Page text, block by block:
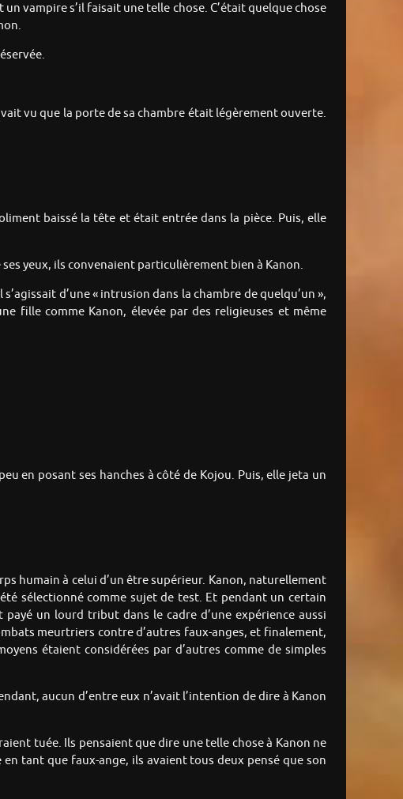
vampire s’il faisait une telle chose. C’était quelque chose
vu que la porte de sa chambre était légèrement ouverte.
baissé la tête et était entrée dans la pièce. Puis, elle
yeux, ils convenaient particulièrement bien à Kanon.
d’une « intrusion dans la chambre de quelqu’un »,
fille comme Kanon, élevée par des religieuses et même
en posant ses hanches à côté de Kojou. Puis, elle jeta un
humain à celui d’un être supérieur. Kanon, naturellement
sélectionné comme sujet de test. Et pendant un certain
un lourd tribut dans le cadre d’une expérience aussi
meurtriers contre d’autres faux-anges, et finalement,
étaient considérées par d’autres comme de simples
aucun d’entre eux n’avait l’intention de dire à Kanon
tuée. Ils pensaient que dire une telle chose à Kanon ne
tant que faux-ange, ils avaient tous deux pensé que son